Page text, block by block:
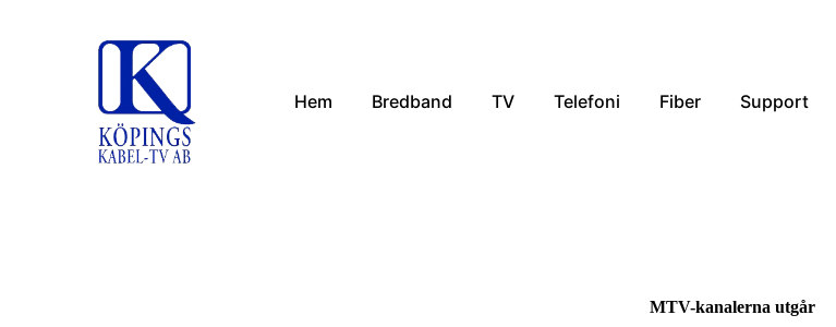
Hem Bredband TV Telefoni Fiber Support
MTV-kanalerna utgår